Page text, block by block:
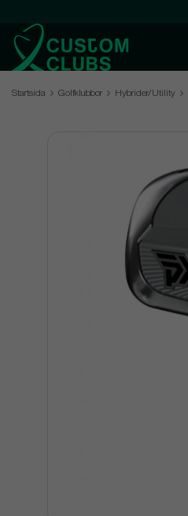
Startsida Golfklubbor Hybrider/Utility